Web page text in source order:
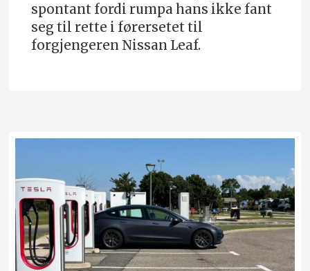
spontant fordi rumpa hans ikke fant
seg til rette i førersetet til
forgjengeren Nissan Leaf.